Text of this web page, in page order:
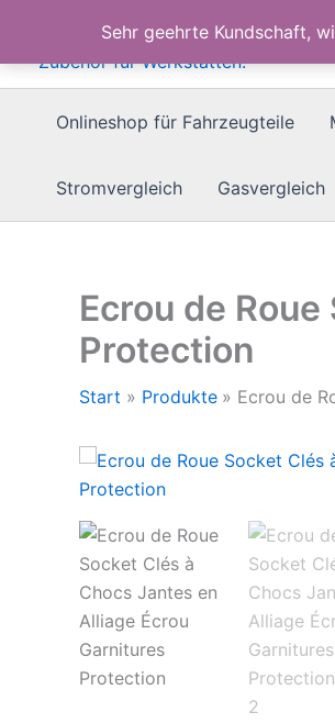
Sehr geehrte Kundschaft,
springen
Onlineshop für Fahrzeugteile
Stromvergleich Gasvergleich
Ecrou de
Protection
Start Produkte Ecrou de